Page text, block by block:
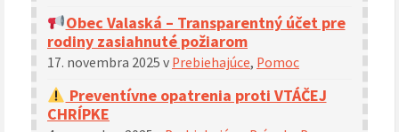
Obec Valaská – Transparentný účet pre
rodiny zasiahnuté požiarom
17. novembra 2025 v Prebiehajúce, Pomoc
Preventívne opatrenia proti VTÁČEJ
CHRÍPKE